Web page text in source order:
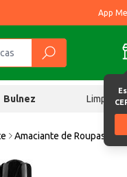
App
Bulnez Limpeza
Amaciante de Roupas